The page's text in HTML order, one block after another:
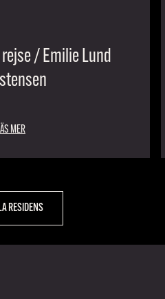
/ Emilie Lund
MER
RESIDENS